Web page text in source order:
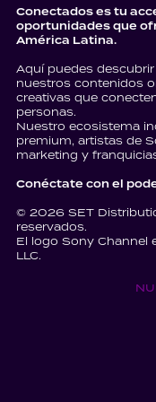
Conectados es tu
oportunidades que
América Latina.
Aquí puedes
nuestros contenidos
creativas que
personas.
Nuestro ecosistema
premium, artistas de
marketing y
Conéctate con el
© 2026 SET
reservados.
El logo Sony Channel
LLC.